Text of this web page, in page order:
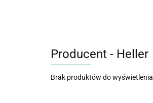
Producent - Heller
Brak produktów do wyświetlenia